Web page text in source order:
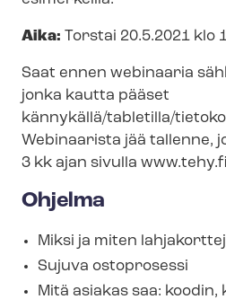
Aika: Torstai 20.5.2021 klo
Saat ennen webinaaria
jonka kautta pääset
kännykällä/tabletilla/
Webinaarista jää tallenne,
3 kk ajan sivulla
Ohjelma
Miksi ja miten
Sujuva ostoprosessi
Mitä asiakas saa: